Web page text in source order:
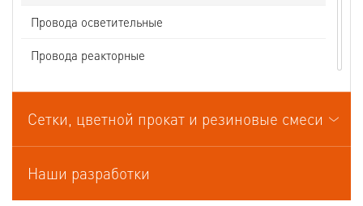
Провода осветительные
Провода реакторные
Провода связи
Провода спец.назначения
Шнуры шахтные
Сетки, цветной прокат и резиновые смеси
Наши разработки